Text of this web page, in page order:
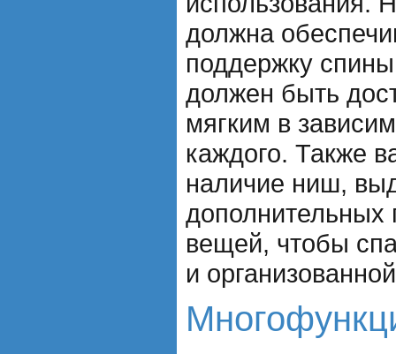
должна
поддержку
должен быть
мягким в
каждого. Также
наличие ниш,
дополнительных
вещей, чтобы
и